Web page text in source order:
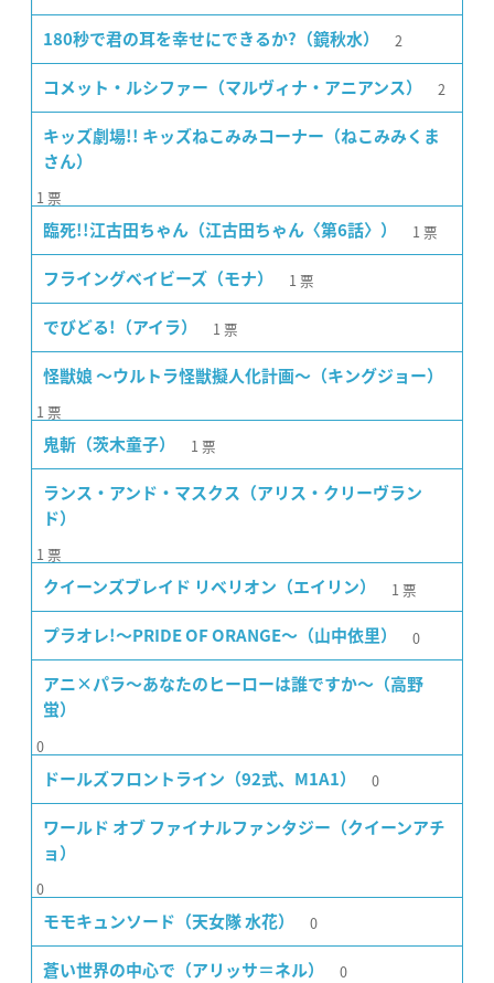
180秒で君の耳を幸せにできるか?（鏡秋水） 2
コメット・ルシファー（マルヴィナ・アニアンス） 2
キッズ劇場!! キッズねこみみコーナー（ねこみみくま
さん）
1 票
臨死!!江古田ちゃん（江古田ちゃん〈第6話〉） 1 票
フライングベイビーズ（モナ） 1 票
でびどる!（アイラ） 1 票
怪獣娘 〜ウルトラ怪獣擬人化計画〜（キングジョー）
1 票
鬼斬（茨木童子） 1 票
ランス・アンド・マスクス（アリス・クリーヴラン
ド）
1 票
クイーンズブレイド リベリオン（エイリン） 1 票
プラオレ!〜PRIDE OF ORANGE〜（山中依里） 0
アニ×パラ〜あなたのヒーローは誰ですか〜（高野
蛍）
0
ドールズフロントライン（92式、M1A1） 0
ワールド オブ ファイナルファンタジー（クイーンアチ
ョ）
0
モモキュンソード（天女隊 水花） 0
蒼い世界の中心で（アリッサ＝ネル） 0